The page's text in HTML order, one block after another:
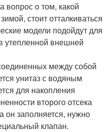
вопрос о том, какой
стоит отталкиваться
модели подойдут для
утепленной внешней
между собой
унитаз с водяным
для накопления
второго отсека
он заполняется, нужно
клапан.